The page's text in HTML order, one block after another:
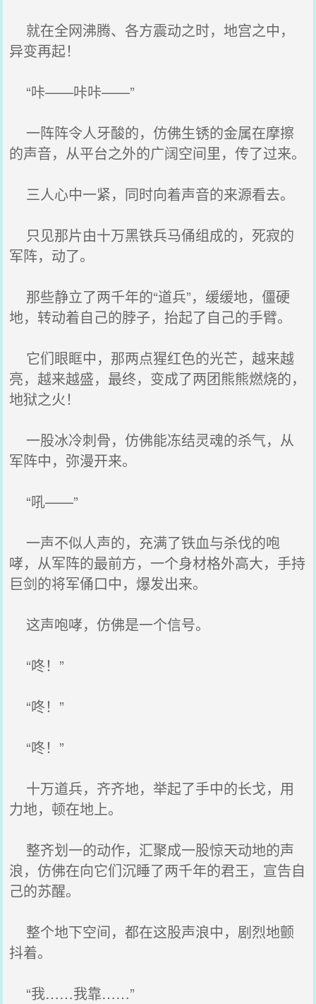
就在全网沸腾、各方震动之时，地宫之中，
异变再起！
“咔——咔咔——”
一阵阵令人牙酸的，仿佛生锈的金属在摩擦
的声音，从平台之外的广阔空间里，传了过来。
三人心中一紧，同时向着声音的来源看去。
只见那片由十万黑铁兵马俑组成的，死寂的
军阵，动了。
那些静立了两千年的“道兵”，缓缓地，僵硬
地，转动着自己的脖子，抬起了自己的手臂。
它们眼眶中，那两点猩红色的光芒，越来越
亮，越来越盛，最终，变成了两团熊熊燃烧的，
地狱之火！
一股冰冷刺骨，仿佛能冻结灵魂的杀气，从
军阵中，弥漫开来。
“吼——”
一声不似人声的，充满了铁血与杀伐的咆
哮，从军阵的最前方，一个身材格外高大，手持
巨剑的将军俑口中，爆发出来。
这声咆哮，仿佛是一个信号。
“咚！”
“咚！”
“咚！”
十万道兵，齐齐地，举起了手中的长戈，用
力地，顿在地上。
整齐划一的动作，汇聚成一股惊天动地的声
浪，仿佛在向它们沉睡了两千年的君王，宣告自
己的苏醒。
整个地下空间，都在这股声浪中，剧烈地颤
抖着。
“我……我靠……”